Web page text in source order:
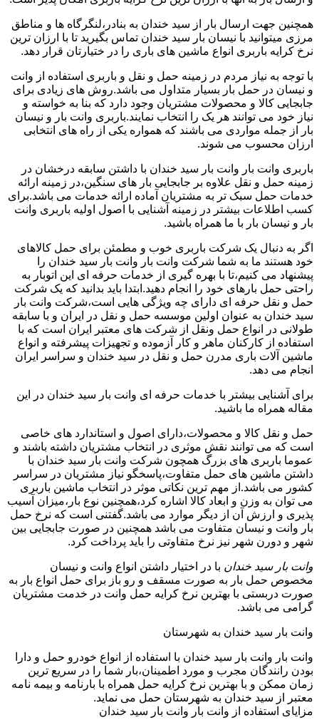
همچنین جهت ارسال بار از سید خندان به بنادر،لنگرگاه ها و مناطق
مرزی میتوانید با نیسان بار سید خندان تماس بگیرید تا با ارزان ترین
نرخ کرایه باربری انواع ماشین های باری را در ختیارتان قرار دهد.
با توجه به نیاز مردم در زمینه حمل و نقل و باربری استفاده از وانت
و نیسان در حمل بار بسیار متداول می باشد.روش های زیادی برای
جابجایی کالا و محصولات مشتریان وجود دارد که بنا به خواسته و
نیاز خود می توانند هر یک را انتخاب نمایند.باربری وانت بار و نیسان
بار از جمله مواردی می باشند که همواره یکی از راه های انتخابی
ارزان محسوب می شوند.
باربری وانت بار وانت بار سید خندان با داشتن سابقه درخشان در
زمینه حمل و نقل علاوه بر جابجایی بار های سنگین،در زمینه ارائه
خدمات حمل سبک تر به مشتریان آماده ارائه خدمات می باشد.برای
کسب اطلاعات بیشتر در زمینه آشنایی با اصول اولیه باربری وانت
بار و نیسان بار با ما همراه باشید.
اگر به دنبال یک شرکت باربری خوب و مطمئن برای حمل کالاهای
خود هستند ما به شما شرکت وانت بار وانت بار سید خندان را
پیشنهاد می کنیم،تا با بهره گیری از خدمات حرفه ای این اتوبار به
راحتی حمل بارهای خود را انجام دهید.ابتدا باید بدانید که یک شرکت
حمل و نقل حرفه ای دارای چه ویژگی هایی است،شرکت وانت بار
سید خندان به عنوان اولین موسسه حمل و نقل در ایران و با سابقه
طولانی در انواع حمل ونقل از شرکت های معتبر ایران است که با
استفاده از کارکنان ماهر و کار آزموده و تجهیزات پیشرفته و انواع
ماشین آلات باری مدرن حمل و نقل در سید خندان و سراسر ایران
انجام می دهد.
برای آشنایی بیشتر با خدمات حرفه ای وانت بار سید خندان در این
مقاله همراه ما باشید.
حمل و نقل کالا و محصولات،دارای اصول و استاندارد های خاصی
است که می توانند نقش موثری در انتخاب مشتریان داشته باشند و
عموما باربری های بزرگ همچون شرکت وانت بار سید خندان با
داشتن ماشین های حمل متفاوت،پاسخگو نیاز مشتریان در سراسر
کشور می باشد.از مهم ترین نکاتی موثر در انتخاب ماشین باربری
می توان به وزن و ابعاد کالا اشاره کرد،همچنین نوع بار،میزان آسیب
پذیری و ارزش آن از دیگر موارد می باشد.گفتنی است که نرخ حمل
بار وانت و نیسان متفاوت می باشد همچنین در صورت جابجایی بین
شهر و دورن شهر نیز نرخ متفاوتی را باید پرداخت کرد.
وانت بار سید خندان با در اختیار داشتن انواع وانت و نیسان
مخصوص حمل بار به صورت مسقف و رو باز برای حمل انواع بار به
صورت دربستی با بهترین نرخ کرایه حمل وانت در خدمت مشتریان
گرامی می باشد.
وانت بار سید خندان به شهرستان
وانت بار وانت بار سید خندان با استفاده از انواع خودرو حمل و دارا
بودن رانندگان مجرب و مورد اطمینان،بار شما را در سریع ترین
زمان ممکن و با بهترین نرخ کرایه حمل همراه با بارنامه و بیمه نامه
معتبر از سید خندان به شهرستان حمل می نماید.
مزایای استفاده از وانت بار وانت بار سید خندان